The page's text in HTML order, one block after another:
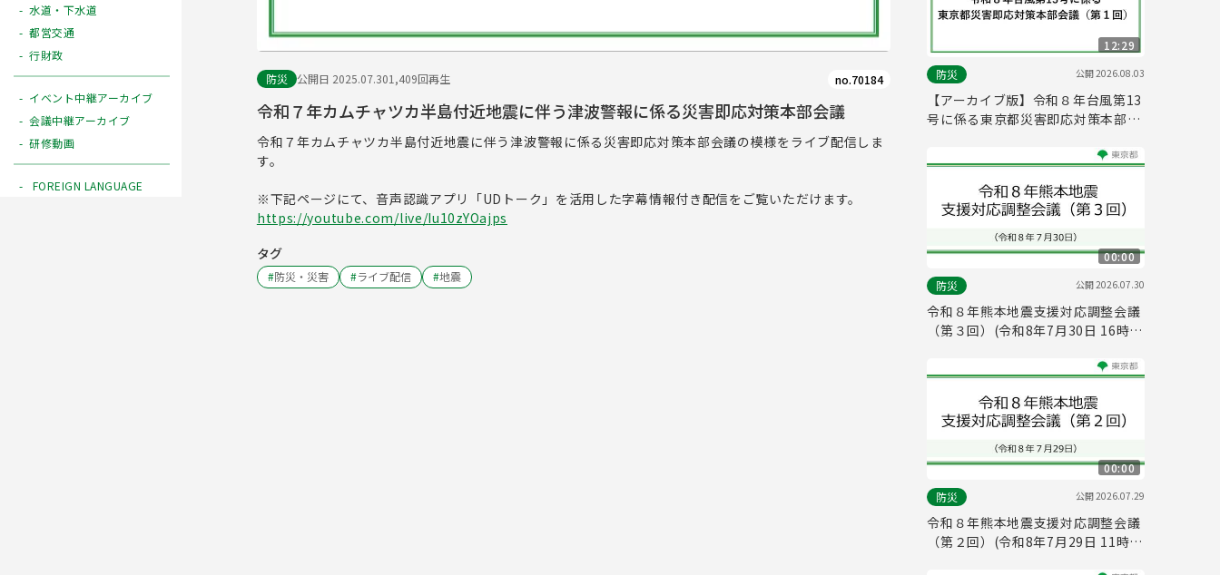
水道・下水道
都営交通
行財政
イベント中継アーカイブ
会議中継アーカイブ
研修動画
FOREIGN LANGUAGE
防災 公開日 2025.07.301,409回再生 no.70184
令和７年カムチャツカ半島付近地震に伴う津波警報に係る災害即応対策本部会議
令和７年カムチャツカ半島付近地震に伴う津波警報に係る災害即応対策本部会議の模様をライブ配信しま
す。
※下記ページにて、音声認識アプリ「UDトーク」を活用した字幕情報付き配信をご覧いただけます。
https://youtube.com/live/Iu10zYOajps
タグ
#防災・災害 #ライブ配信 #地震
12:29
防災
公開2026.08.03
【アーカイブ版】令和８年台風第13
号に係る東京都災害即応対策本部会
00:00
防災
公開2026.07.30
令和８年熊本地震支援対応調整会議
（第３回）(令和8年7月30日 16時
00:00
防災
公開2026.07.29
令和８年熊本地震支援対応調整会議
（第２回）(令和8年7月29日 11時